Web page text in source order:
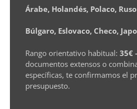
Árabe, Holandés, Polaco, Ruso
Búlgaro, Eslovaco, Checo,
Rango orientativo habitual: 35€
documentos extensos o
específicas, te confirmamos el
presupuesto.